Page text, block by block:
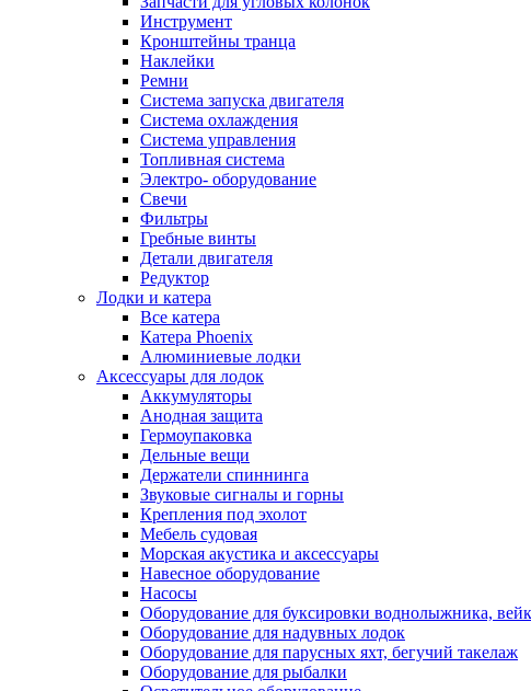
Инструмент
Кронштейны транца
Наклейки
Ремни
Система запуска двигателя
Система охлаждения
Система управления
Топливная система
Электро- оборудование
Свечи
Фильтры
Гребные винты
Детали двигателя
Редуктор
Лодки и катера
Все катера
Катера Phoenix
Алюминиевые лодки
Аксессуары для лодок
Аккумуляторы
Анодная защита
Гермоупаковка
Дельные вещи
Держатели спиннинга
Звуковые сигналы и горны
Крепления под эхолот
Мебель судовая
Морская акустика и аксессуары
Навесное оборудование
Насосы
Оборудование для буксировки воднолыжника,
Оборудование для надувных лодок
Оборудование для парусных яхт, бегучий такелаж
Оборудование для рыбалки